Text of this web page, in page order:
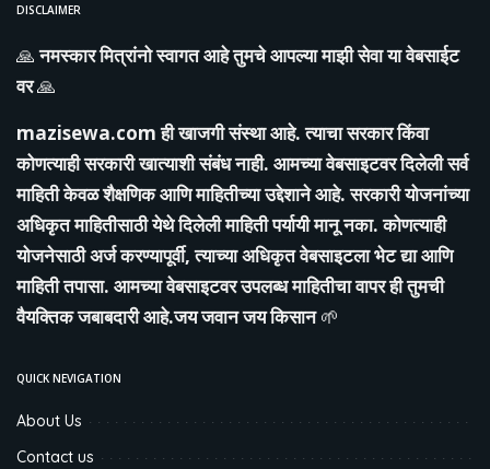
DISCLAIMER
🙏नमस्कार मित्रांनो स्वागत आहे तुमचे आपल्या माझी सेवा या वेबसाईट
वर🙏
mazisewa.comही खाजगी संस्था आहे. त्याचा सरकार किंवा
कोणत्याही सरकारी खात्याशी संबंध नाही. आमच्या वेबसाइटवर दिलेली सर्व
माहिती केवळ शैक्षणिक आणि माहितीच्या उद्देशाने आहे. सरकारी योजनांच्या
अधिकृत माहितीसाठी येथे दिलेली माहिती पर्यायी मानू नका. कोणत्याही
योजनेसाठी अर्ज करण्यापूर्वी, त्याच्या अधिकृत वेबसाइटला भेट द्या आणि
माहिती तपासा. आमच्या वेबसाइटवर उपलब्ध माहितीचा वापर ही तुमची
वैयक्तिक जबाबदारी आहे.जय जवान जय किसान🌱
QUICK NEVIGATION
About Us
Contact us